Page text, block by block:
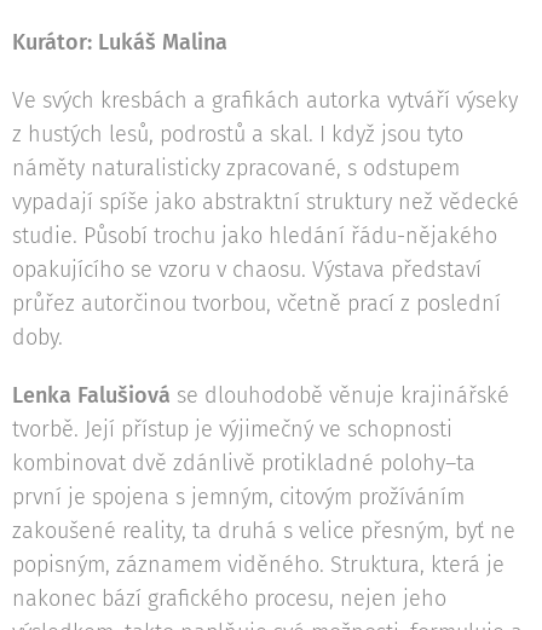
Kurátor: Lukáš Malina
Ve svých kresbách a grafikách autorka vytváří výseky
z hustých lesů, podrostů a skal. I když jsou tyto
náměty naturalisticky zpracované, s odstupem
vypadají spíše jako abstraktní struktury než vědecké
studie. Působí trochu jako hledání řádu-nějakého
opakujícího se vzoru v chaosu. Výstava představí
průřez autorčinou tvorbou, včetně prací z poslední
doby.
Lenka Falušiová se dlouhodobě věnuje krajinářské
tvorbě. Její přístup je výjimečný ve schopnosti
kombinovat dvě zdánlivě protikladné polohy–ta
první je spojena s jemným, citovým prožíváním
zakoušené reality, ta druhá s velice přesným, byť ne
popisným, záznamem viděného. Struktura, která je
nakonec bází grafického procesu, nejen jeho